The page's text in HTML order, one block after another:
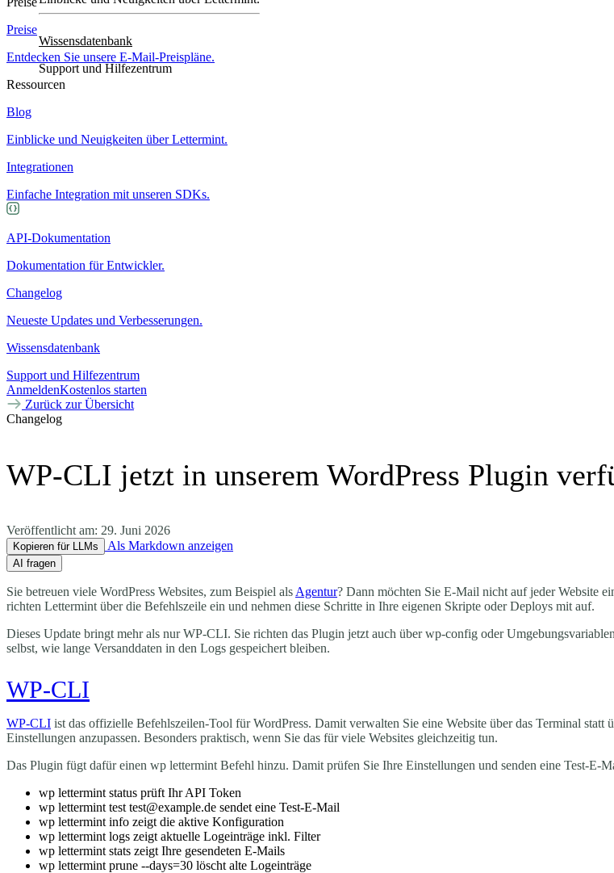
Wissensdatenbank
Support und Hilfezentrum
Preise
Entdecken Sie unsere E-Mail-Preispläne.
Ressourcen
Blog
Einblicke und Neuigkeiten über Lettermint.
Integrationen
Einfache Integration mit unseren SDKs.
API-Dokumentation
Dokumentation für Entwickler.
Changelog
Neueste Updates und Verbesserungen.
Wissensdatenbank
Support und Hilfezentrum
AnmeldenKostenlos starten
Zurück zur Übersicht
Changelog
WP-CLI jetzt in unserem WordPress Plugin
Veröffentlicht am: 29. Juni 2026
Kopieren für LLMs Als Markdown anzeigen
AI fragen
Sie betreuen viele WordPress Websites, zum Beispiel als Agentur? Dann möchten Sie E-Mail nicht auf jeder Website
richten Lettermint über die Befehlszeile ein und nehmen diese Schritte in Ihre eigenen Skripte oder Deploys mit auf.
Dieses Update bringt mehr als nur WP-CLI. Sie richten das Plugin jetzt auch über wp-config oder
selbst, wie lange Versanddaten in den Logs gespeichert bleiben.
WP-CLI
WP-CLI ist das offizielle Befehlszeilen-Tool für WordPress. Damit verwalten Sie eine Website über das Terminal
Einstellungen anzupassen. Besonders praktisch, wenn Sie das für viele Websites gleichzeitig tun.
Das Plugin fügt dafür einen wp lettermint Befehl hinzu. Damit prüfen Sie Ihre Einstellungen und senden eine Test-E-
wp lettermint status prüft Ihr API Token
wp lettermint test test@example.de sendet eine Test-E-Mail
wp lettermint info zeigt die aktive Konfiguration
wp lettermint logs zeigt aktuelle Logeinträge inkl. Filter
wp lettermint stats zeigt Ihre gesendeten E-Mails
wp lettermint prune --days=30 löscht alte Logeinträge